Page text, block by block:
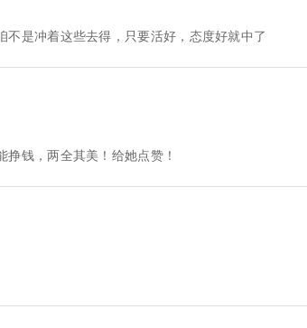
是冲着这些去得，只要活好，态度好就中了
钱，两全其美！给她点赞！